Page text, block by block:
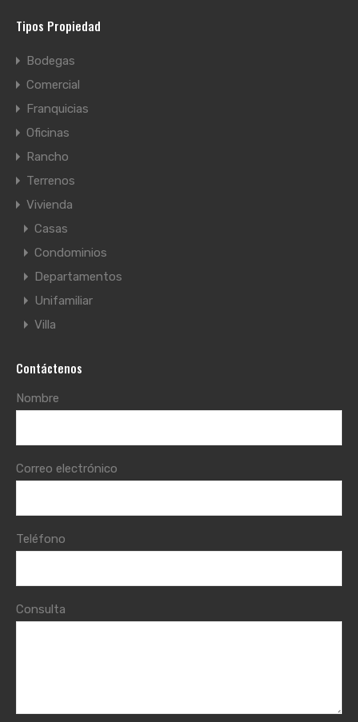
Tipos Propiedad
Bodegas
Comercial
Franquicias
Oficinas
Rancho
Terrenos
Vivienda
Casas
Condominios
Departamentos
Unifamiliar
Villa
Contáctenos
Nombre
Correo electrónico
Teléfono
Consulta